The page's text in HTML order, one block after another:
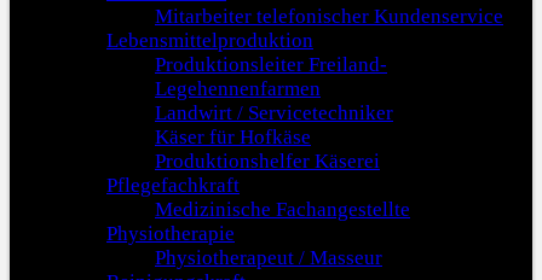
Mitarbeiter telefonischer Kundenservice
Lebensmittelproduktion
Produktionsleiter Freiland-
Legehennenfarmen
Landwirt / Servicetechniker
Käser für Hofkäse
Produktionshelfer Käserei
Pflegefachkraft
Medizinische Fachangestellte
Physiotherapie
Physiotherapeut / Masseur